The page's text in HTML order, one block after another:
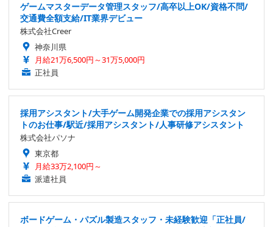
ゲームマスターデータ管理スタッフ/高卒以上OK/資格不問/
交通費全額支給/IT業界デビュー
株式会社Creer
神奈川県
月給21万6,500円～31万5,000円
正社員
採用アシスタント/大手ゲーム開発企業での採用アシスタン
トのお仕事/駅近/採用アシスタント/人事研修アシスタント
株式会社パソナ
東京都
月給33万2,100円～
派遣社員
ボードゲーム・パズル製造スタッフ・未経験歓迎「正社員/